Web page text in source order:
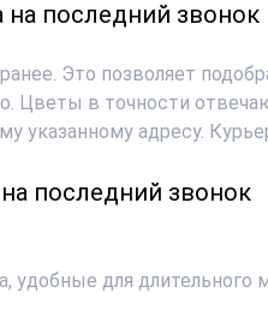
на последний звонок
Это позволяет
Цветы в точности
указанному адресу.
последний звонок
удобные для длительного